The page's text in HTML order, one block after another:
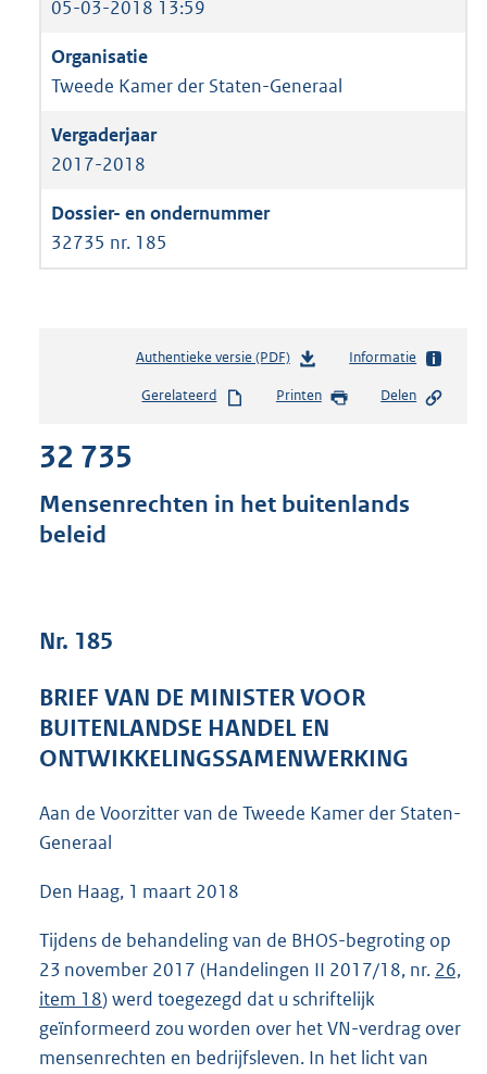
05-03-2018 13:59
Tweede Kamer der Staten-Generaal
2017-2018
32735 nr. 185
Authentieke versie (PDF)b
s
s
:
4
K
Informatie
Gerelateerd Printen Delen
32 735
Mensenrechten in het buitenlands
beleid
Nr. 185
BRIEF VAN DE MINISTER VOOR
BUITENLANDSE HANDEL EN
ONTWIKKELINGSSAMENWERKING
Aan de Voorzitter van de Tweede Kamer der Staten-
Generaal
Den Haag, 1 maart 2018
Tijdens de behandeling van de BHOS-begroting op
23 november 2017 (Handelingen II 2017/18, nr. 26,
item 18) werd toegezegd dat u schriftelijk
geïnformeerd zou worden over het VN-verdrag over
mensenrechten en bedrijfsleven. In het licht van